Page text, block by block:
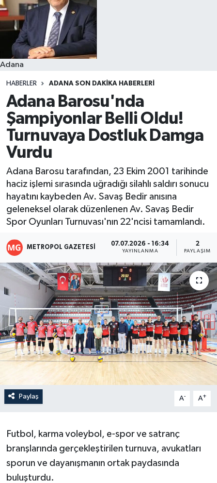
Adana
HABERLER ADANA SON DAKIKA HABERLERI
Adana Barosu'nda
Şampiyonlar Belli Oldu!
Turnuvaya Dostluk Damga
Vurdu
Adana Barosu tarafından, 23 Ekim 2001 tarihinde
haciz işlemi sırasında uğradığı silahlı saldırı sonucu
hayatını kaybeden Av. Savaş Bedir anısına
geleneksel olarak düzenlenen Av. Savaş Bedir
Spor Oyunları Turnuvası'nın 22'ncisi tamamlandı.
METROPOL GAZETESI 07.07.2026 - 16:34
YAYINLANMA
2
PAYLAŞIM
Paylaş A- A+
Futbol, karma voleybol, e-spor ve satranç
branşlarında gerçekleştirilen turnuva, avukatları
sporun ve dayanışmanın ortak paydasında
buluşturdu.
Resmi İlanlar